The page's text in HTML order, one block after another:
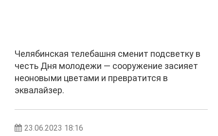
Челябинская телебашня сменит подсветку в
честь Дня молодежи — сооружение засияет
неоновыми цветами и превратится в
эквалайзер.
23.06.2023 18:16